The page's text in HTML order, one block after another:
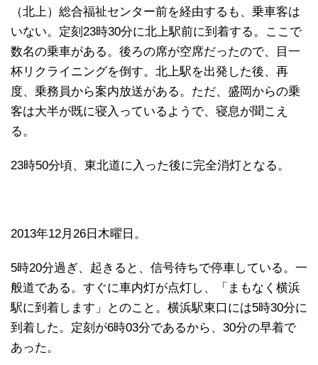
（北上）総合福祉センター前を経由するも、乗車客は
いない。定刻23時30分に北上駅前に到着する。ここで
数名の乗車がある。後ろの席が空席だったので、目一
杯リクライニングを倒す。北上駅を出発した後、再
度、乗務員から案内放送がある。ただ、盛岡からの乗
客は大半が既に寝入っているようで、寝息が聞こえ
る。
23時50分頃、東北道に入った後に完全消灯となる。
2013年12月26日木曜日。
5時20分過ぎ、起きると、信号待ちで停車している。一
般道である。すぐに車内灯が点灯し、「まもなく横浜
駅に到着します」とのこと。横浜駅東口には5時30分に
到着した。定刻が6時03分であるから、30分の早着で
あった。